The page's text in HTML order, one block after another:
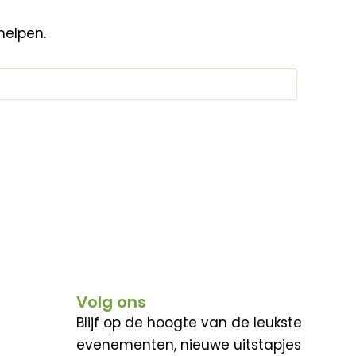
Volg ons
Blijf op de hoogte van de leukste
evenementen, nieuwe uitstapjes